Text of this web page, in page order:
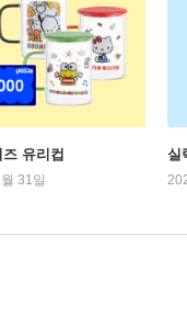
유리컵
31일
실